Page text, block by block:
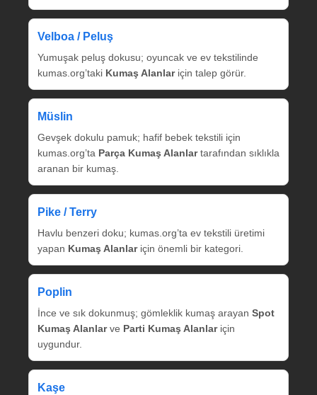
Velboa / Peluş
Yumuşak peluş dokusu; oyuncak ve ev tekstilinde
kumas.org’taki Kumaş Alanlariçin talep görür.
Müslin
Gevşek dokulu pamuk; hafif bebek tekstili için
kumas.org’ta Parça Kumaş Alanlartarafından sıklıkla
aranan bir kumaş.
Pike / Terry
Havlu benzeri doku; kumas.org’ta ev tekstili üretimi
yapan Kumaş Alanlariçin önemli bir kategori.
Poplin
İnce ve sık dokunmuş; gömleklik kumaş arayan Spot
Kumaş Alanlarve Parti Kumaş Alanlariçin
uygundur.
Kaşe